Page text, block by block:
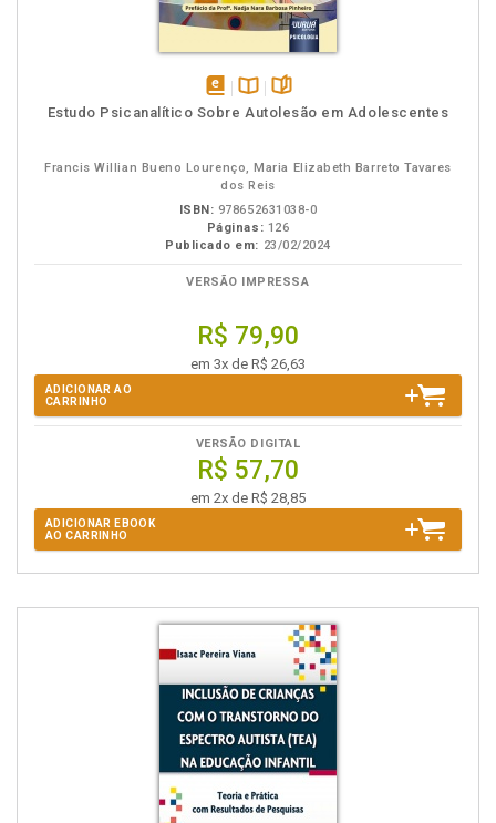
disponívelDisponível
páginas
Estudo Psicanalítico Sobre Autolesão em Adolescentes
Francis Willian Bueno Lourenço, Maria Elizabeth Barreto Tavares
dos Reis
ISBN: 978652631038-0
Páginas: 126
Publicado em: 23/02/2024
VERSÃO IMPRESSA
R$ 79,90
em 3x de R$ 26,63
ADICIONAR AO
CARRINHO
VERSÃO DIGITAL
R$ 57,70
em 2x de R$ 28,85
ADICIONAR EBOOK
AO CARRINHO